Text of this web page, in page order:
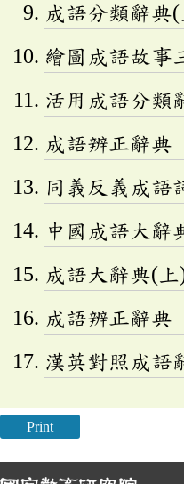
成語分類辭典
繪圖成語故事
活用成語分類
成語辨正辭典
同義反義成語
中國成語大辭
成語大辭典(
成語辨正辭典
漢英對照成語
Print